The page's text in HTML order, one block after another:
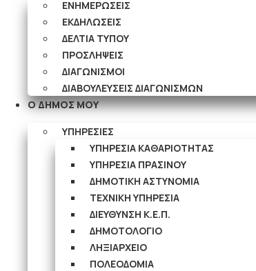
ΕΝΗΜΕΡΩΣΕΙΣ
ΕΚΔΗΛΩΣΕΙΣ
ΔΕΛΤΙΑ ΤΥΠΟΥ
ΠΡΟΣΛΗΨΕΙΣ
ΔΙΑΓΩΝΙΣΜΟΙ
ΔΙΑΒΟΥΛΕΥΣΕΙΣ ΔΙΑΓΩΝΙΣΜΩΝ
Ο ΔΗΜΟΣ ΜΟΥ
ΥΠΗΡΕΣΙΕΣ
ΥΠΗΡΕΣΙΑ ΚΑΘΑΡΙΟΤΗΤΑΣ
ΥΠΗΡΕΣΙΑ ΠΡΑΣΙΝΟΥ
ΔΗΜΟΤΙΚΗ ΑΣΤΥΝΟΜΙΑ
ΤΕΧΝΙΚΗ ΥΠΗΡΕΣΙΑ
ΔΙΕΥΘΥΝΣΗ Κ.Ε.Π.
ΔΗΜΟΤΟΛΟΓΙΟ
ΛΗΞΙΑΡΧΕΙΟ
ΠΟΛΕΟΔΟΜΙΑ